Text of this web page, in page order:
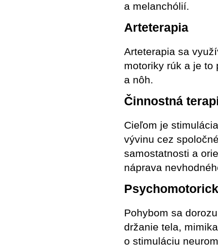
a melanchólií.
Arteterapia
Arteterapia sa
motoriky rúk a je to
a nôh.
Činnostná
Cieľom je
vývinu cez
samostatnosti a
náprava
Pohybom sa
držanie tela,
o stimuláciu